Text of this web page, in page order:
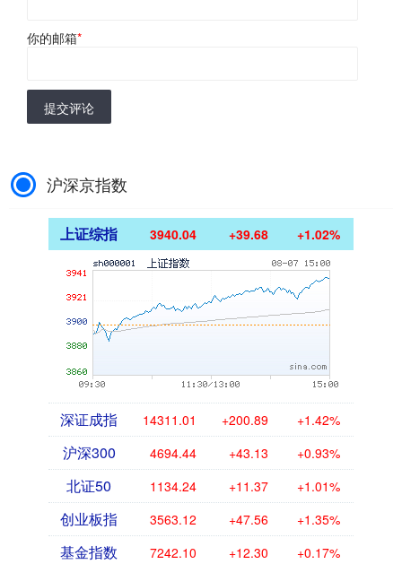
你的邮箱*
提交评论
沪深京指数
上证综指 3940.04 +39.68 +1.02%
深证成指 14311.01 +200.89 +1.42%
沪深300 4694.44 +43.13 +0.93%
北证50 1134.24 +11.37 +1.01%
创业板指 3563.12 +47.56 +1.35%
基金指数 7242.10 +12.30 +0.17%